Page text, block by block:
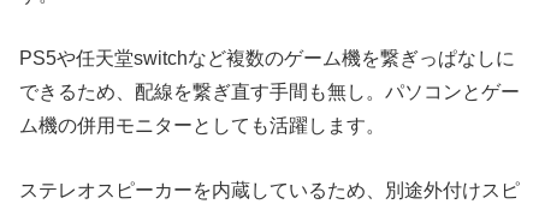
PS5や任天堂switchなど複数のゲーム機を繋ぎっぱなしに
できるため、配線を繋ぎ直す手間も無し。パソコンとゲー
ム機の併用モニターとしても活躍します。
ステレオスピーカーを内蔵しているため、別途外付けスピ